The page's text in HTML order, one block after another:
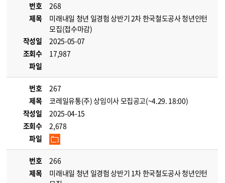
번호
268
제목
미래내일 청년 일경험 상반기 2차 한국철도공사 청년인턴
모집(접수마감)
작성일
2025-05-07
조회수
17,987
파일
번호
267
제목
코레일유통(주) 상임이사 모집공고(~4.29. 18:00)
작성일
2025-04-15
조회수
2,678
파일
번호
266
제목
미래내일 청년 일경험 상반기 1차 한국철도공사 청년인턴